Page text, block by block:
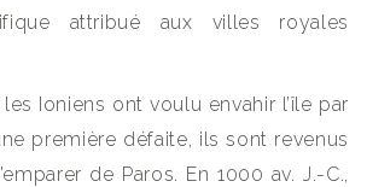
attribué aux villes royales
les Ioniens ont voulu envahir l’île par
première défaite, ils sont revenus
de Paros. En 1000 av. J.-C.,